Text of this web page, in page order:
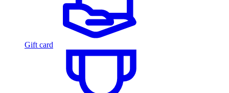
Gift card